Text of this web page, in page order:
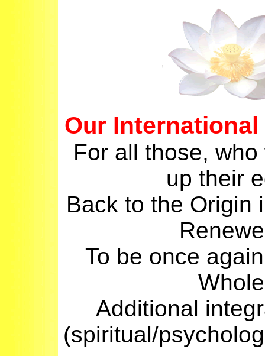
Our
For all those,
up their
Back to the Origin
To be once
Whole
Additional
(spiritual/